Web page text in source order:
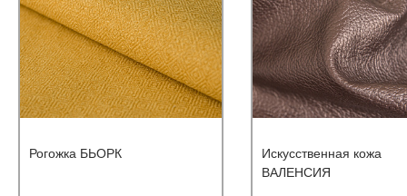
Состав:
Состав:полиэстер (PES)
100%
Состав:
Состав:полиэстер
100%
Рогожка БЬОРК
Искусственная кожа
ВАЛЕНСИЯ